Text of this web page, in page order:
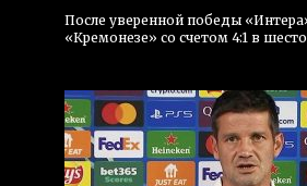
После уверенной победы
«Кремонезе» со счетом 4:1 в